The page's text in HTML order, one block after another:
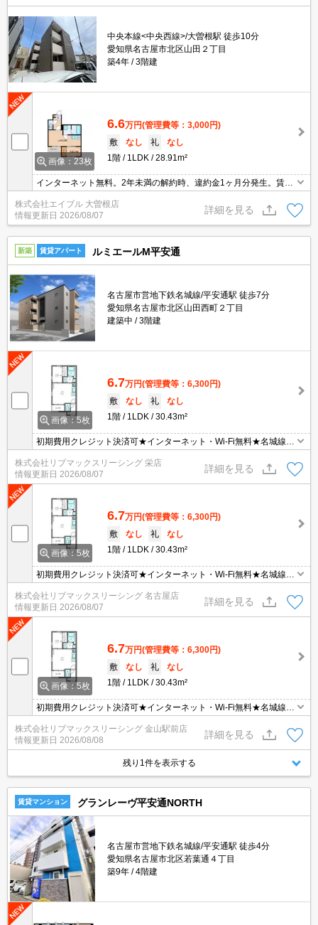
中央本線<中央西線>/大曽根駅 徒歩10分
愛知県名古屋市北区山田２丁目
築4年
3階建
画像：23枚
6.6万円(管理費等：3,000円)
敷
なし 礼
なし
1階
1LDK 28.91m²
インターネット無料。2年未満の解約時、違約金1ヶ月分発生。賃料
株式会社エイブル 大曽根店
情報更新日 2026/08/07
詳細を見る
新築 賃貸アパート ルミエールM平安通
名古屋市営地下鉄名城線/平安通駅 徒歩7分
愛知県名古屋市北区山田西町２丁目
建築中
3階建
画像：5枚
6.7万円(管理費等：6,300円)
敷
なし 礼
なし
1階
1LDK 30.43m²
初期費用クレジット決済可★インターネット・Wi-Fi無料★名城線
株式会社リブマックスリーシング 栄店
情報更新日 2026/08/07
詳細を見る
画像：5枚
6.7万円(管理費等：6,300円)
敷
なし 礼
なし
1階
1LDK 30.43m²
初期費用クレジット決済可★インターネット・Wi-Fi無料★名城線
株式会社リブマックスリーシング 名古屋店
情報更新日 2026/08/07
詳細を見る
画像：5枚
6.7万円(管理費等：6,300円)
敷
なし 礼
なし
1階
1LDK 30.43m²
初期費用クレジット決済可★インターネット・Wi-Fi無料★名城線
株式会社リブマックスリーシング 金山駅前店
情報更新日 2026/08/08
詳細を見る
残り1件を表示する
賃貸マンション グランレーヴ平安通NORTH
名古屋市営地下鉄名城線/平安通駅 徒歩4分
愛知県名古屋市北区若葉通４丁目
築9年
4階建